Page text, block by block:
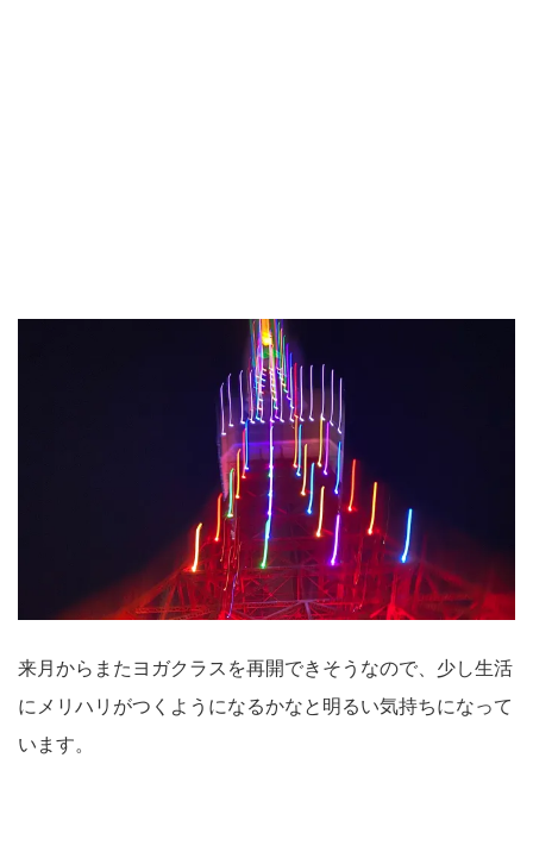
来月からまたヨガクラスを再開できそうなので、少し生活
にメリハリがつくようになるかなと明るい気持ちになって
います。